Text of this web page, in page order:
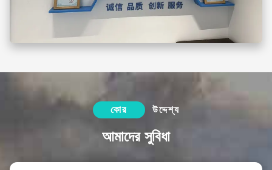
কোর উদ্দেশ্য
আমাদের সুবিধা